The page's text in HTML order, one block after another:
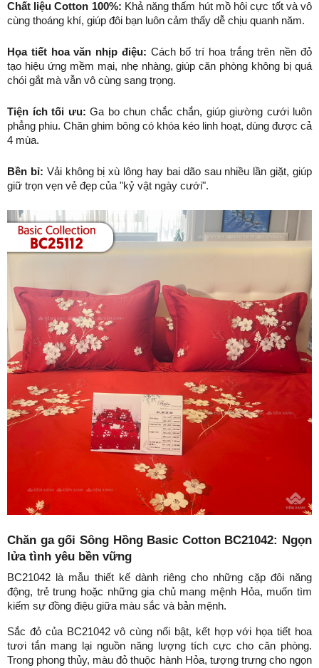
Chất liệu Cotton 100%: Khả năng thấm hút mồ hôi cực tốt và vô
cùng thoáng khí, giúp đôi bạn luôn cảm thấy dễ chịu quanh năm.
Họa tiết hoa văn nhịp điệu: Cách bố trí hoa trắng trên nền đỏ
tạo hiệu ứng mềm mại, nhẹ nhàng, giúp căn phòng không bị quá
chói gắt mà vẫn vô cùng sang trọng.
Tiện ích tối ưu: Ga bo chun chắc chắn, giúp giường cưới luôn
phẳng phiu. Chăn ghim bông có khóa kéo linh hoạt, dùng được cả
4 mùa.
Bền bỉ: Vải không bị xù lông hay bai dão sau nhiều lần giặt, giúp
giữ trọn vẹn vẻ đẹp của "kỷ vật ngày cưới".
Chăn ga gối Sông Hồng Basic Cotton BC21042: Ngọn
lửa tình yêu bền vững
BC21042 là mẫu thiết kế dành riêng cho những cặp đôi năng
động, trẻ trung hoặc những gia chủ mang mệnh Hỏa, muốn tìm
kiếm sự đồng điệu giữa màu sắc và bản mệnh.
Sắc đỏ của BC21042 vô cùng nổi bật, kết hợp với họa tiết hoa
tươi tắn mang lại nguồn năng lượng tích cực cho căn phòng.
Trong phong thủy, màu đỏ thuộc hành Hỏa, tượng trưng cho ngọn